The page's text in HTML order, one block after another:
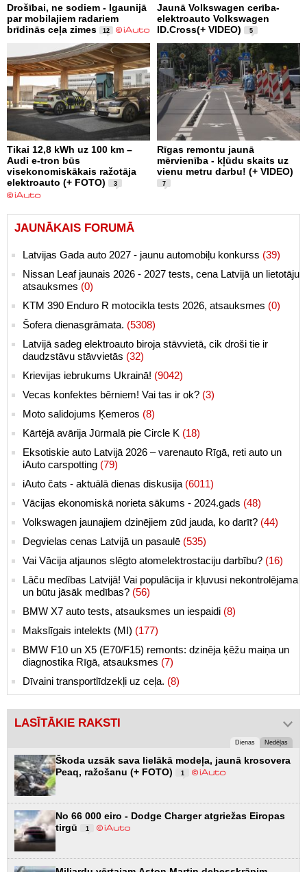
Drošībai, ne sodiem - Igaunijā
par mobilajiem radariem
brīdinās ceļa zimes
12
Jaunā Volkswagen cerība-
elektroauto Volkswagen
ID.Cross(+ VIDEO)
5
Tikai 12,8 kWh uz 100 km –
Audi e-tron būs
visekonomiskākais ražotāja
elektroauto (+ FOTO)
3
Rīgas remontu jaunā
mērvienība - kļūdu skaits uz
vienu metru darbu! (+ VIDEO)
7
JAUNĀKAIS FORUMĀ
Latvijas Gada auto 2027 - jaunu automobiļu konkurss (39)
Nissan Leaf jaunais 2026 - 2027 tests, cena Latvijā un lietotāju
atsauksmes (0)
KTM 390 Enduro R motocikla tests 2026, atsauksmes (0)
Šofera dienasgrāmata. (5308)
Latvijā sadeg elektroauto biroja stāvvietā, cik droši tie ir
daudzstāvu stāvvietās (32)
Krievijas iebrukums Ukrainā! (9042)
Vecas konfektes bērniem! Vai tas ir ok? (3)
Moto salidojums Ķemeros (8)
Kārtējā avārija Jūrmalā pie Circle K (18)
Eksotiskie auto Latvijā 2026 – varenauto Rīgā, reti auto un
iAuto carspotting (79)
iAuto čats - aktuālā dienas diskusija (6011)
Vācijas ekonomiskā norieta sākums - 2024.gads (48)
Volkswagen jaunajiem dzinējiem zūd jauda, ko darīt? (44)
Degvielas cenas Latvijā un pasaulē (535)
Vai Vācija atjaunos slēgto atomelektrostaciju darbību? (16)
Lāču medības Latvijā! Vai populācija ir kļuvusi nekontrolējama
un būtu jāsāk medības? (56)
BMW X7 auto tests, atsauksmes un iespaidi (8)
Makslīgais intelekts (MI) (177)
BMW F10 un X5 (E70/F15) remonts: dzinēja ķēžu maiņa un
diagnostika Rīgā, atsauksmes (7)
Dīvaini transportlīdzekļi uz ceļa. (8)
LASĪTĀKIE RAKSTI
Dienas Nedēļas
Škoda uzsāk sava lielākā modeļa, jaunā krosovera
Peaq, ražošanu (+ FOTO)
1
No 66 000 eiro - Dodge Charger atgriežas Eiropas
tirgū
1